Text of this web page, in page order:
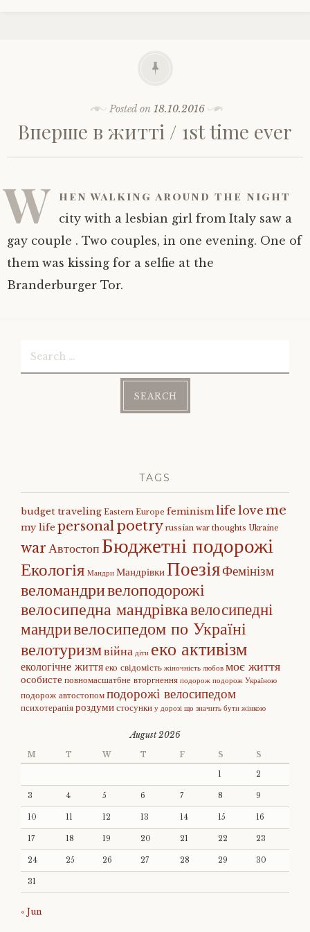
Posted on18.10.2016
Вперше в житті / 1st time ever
W hen walking around the night
city with a lesbian girl from Italy saw a
gay couple . Two couples, in one evening. One of
them was kissing for a selfie at the
Branderburger Tor.
TAGS
budget traveling Eastern Europe feminismlife love me
my life personalpoetry russian war thoughts Ukraine
warАвтостопБюджетні подорожі
Екологія Мандри МандрівкиПоезіяФемінізм
веломандривелоподорожі
велосипедна мандрівкавелосипедні
мандривелосипедом по Україні
велотуризмвійна діти еко активізм
екологічне життяеко свідомість жіночність любов моє життя
особисте повномасшатбне вторгнення подорож подорож Україною
подорож автостопомподорожі велосипедом
психотерапіяроздумистосунки у дорозі що значить бути жінкою
August 2026
M T W T F S S
1 2
3 4 5 6 7 8 9
10 11 12 13 14 15 16
17 18 19 20 21 22 23
24 25 26 27 28 29 30
31
« Jun